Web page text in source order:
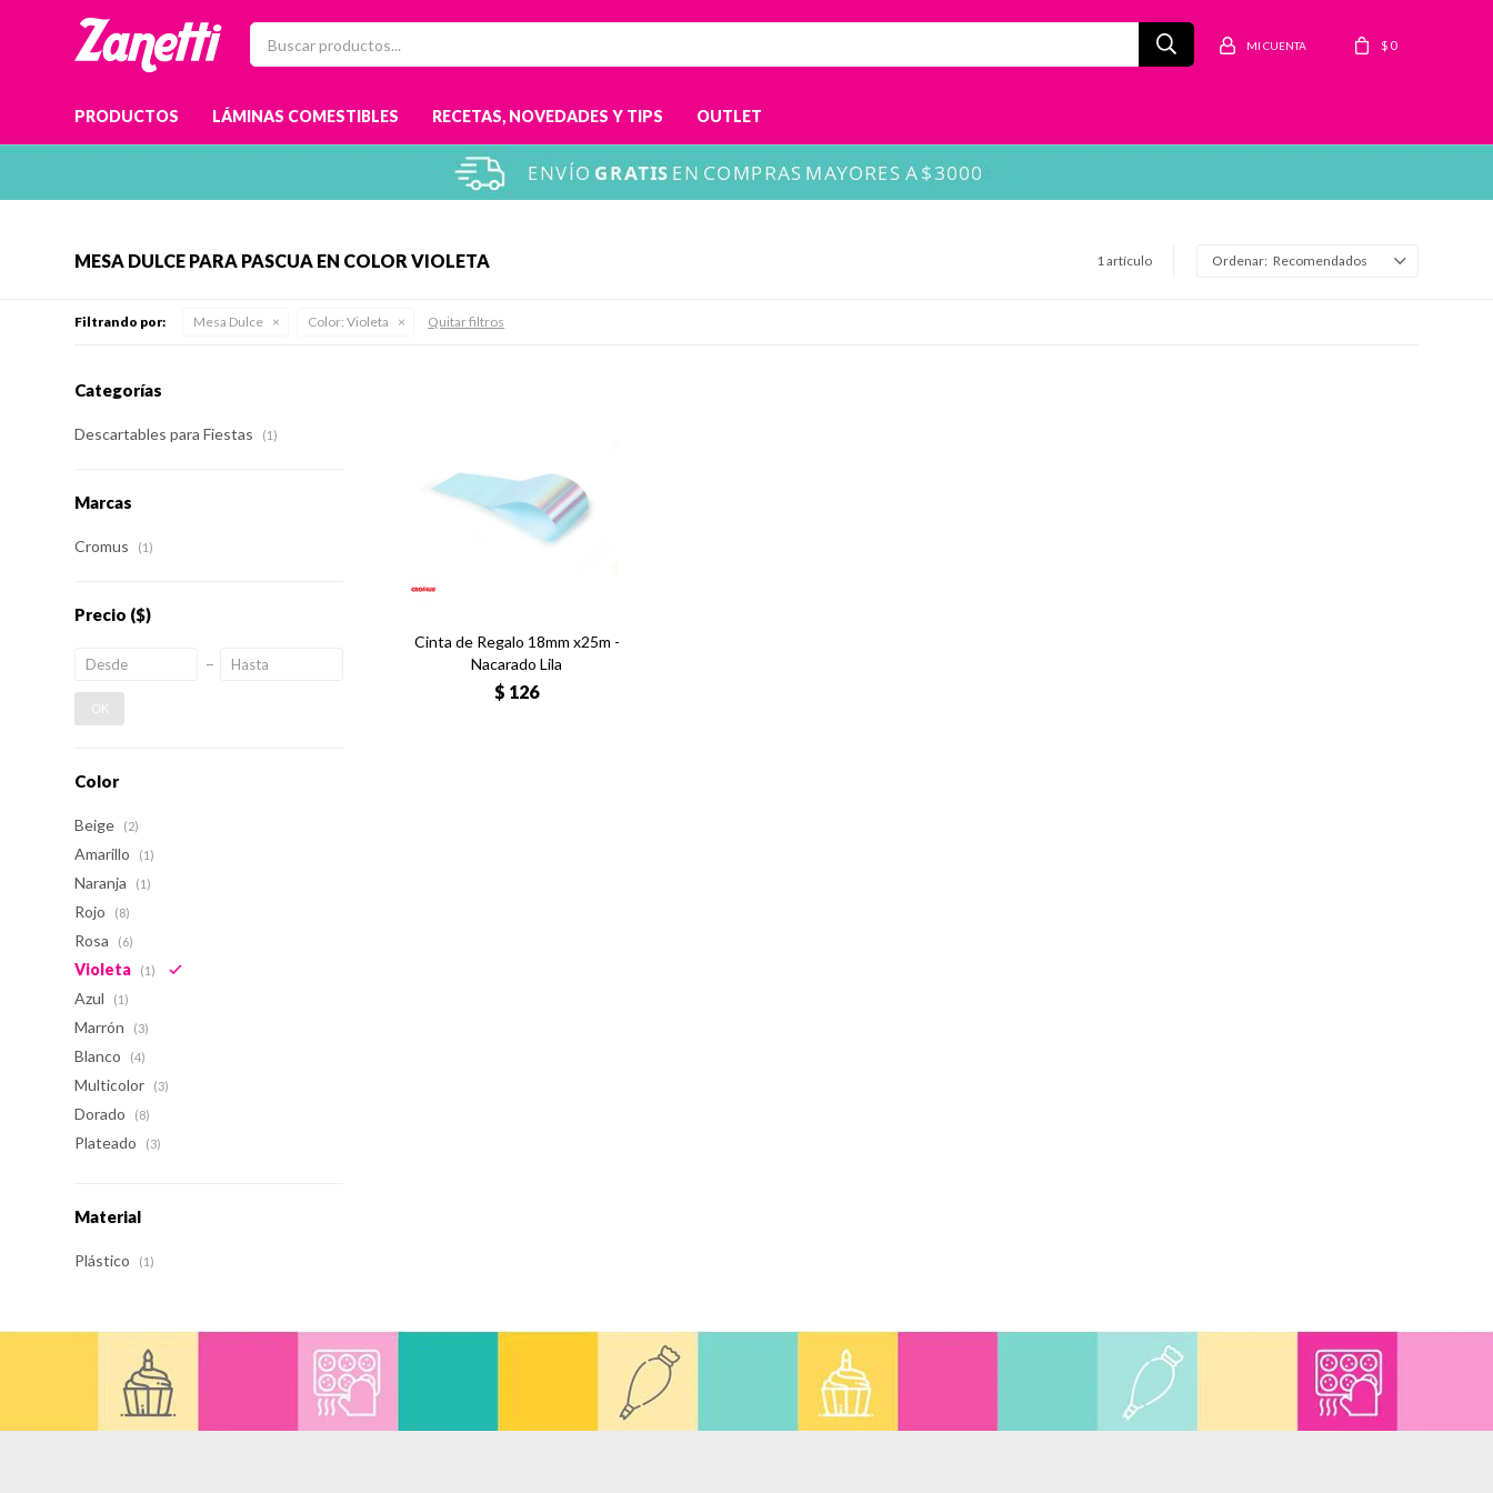
PRODUCTOS LÁMINAS COMESTIBLES RECETAS, NOVEDADES Y TIPS OUTLET
$ 0
MESA DULCE PARA PASCUA EN COLOR VIOLETA 1 artículo Recomendados
Filtrando por: Mesa Dulce Color: Violeta Quitar filtros
Cinta de Regalo 18mm x25m -
Nacarado Lila
$ 126
Categorías
Descartables para Fiestas (1)
Marcas
Cromus (1)
Precio ($)
OK
Color
Beige (2)
Amarillo (1)
Naranja (1)
Rojo (8)
Rosa (6)
Violeta (1)
Azul (1)
Marrón (3)
Blanco (4)
Multicolor (3)
Dorado (8)
Plateado (3)
Material
Plástico (1)